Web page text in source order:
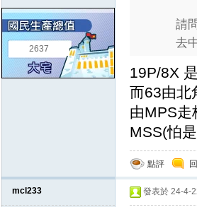
2637
請
去
19P/8X
而63由北
由MPS走
MSS(怕
點評
mcl233 發表於 24-4-